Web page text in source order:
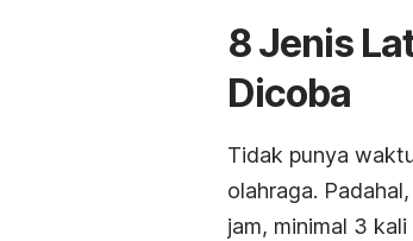
8 Jenis
Dicoba
Tidak punya
olahraga.
jam, minimal 3